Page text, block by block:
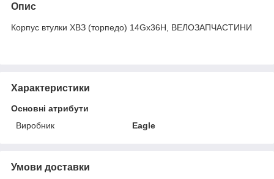
Опис
Корпус втулки ХВЗ (торпедо) 14Gx36H, ВЕЛОЗАПЧАСТИНИ
Характеристики
Основні атрибути
Виробник
Eagle
Умови доставки